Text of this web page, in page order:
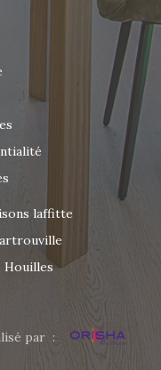
laffitte
Houilles
par :